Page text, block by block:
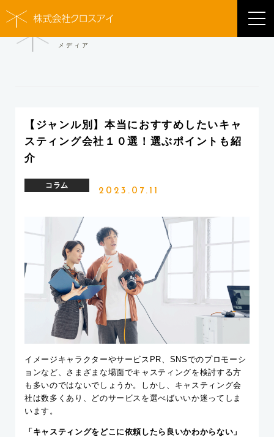
MEDIA
メディア
【ジャンル別】本当におすすめしたいキャ
スティング会社１０選！選ぶポイントも紹
介
コラム
2023.07.11
イメージキャラクターやサービスPR、SNSでのプロモーシ
ョンなど、さまざまな場面でキャスティングを検討する方
も多いのではないでしょうか。しかし、キャスティング会
社は数多くあり、どのサービスを選べばいいか迷ってしま
います。
「キャスティングをどこに依頼したら良いかわからない」